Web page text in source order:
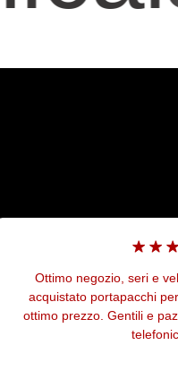
Oggi mentre facevo una
porter Piaggio mi sono
Isaia che mi ha fornito
professionale per